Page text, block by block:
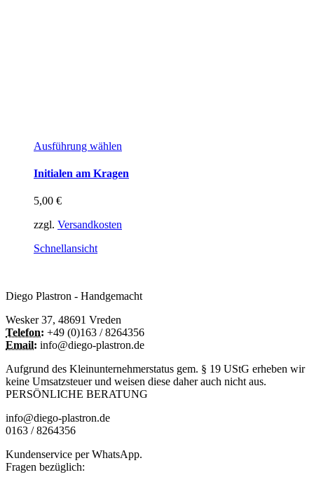
Ausführung wählen
weist
Optionen
gewählt
Initialen am Kragen
5,00 €
zzgl. Versandkosten
Schnellansicht
Diego Plastron - Handgemacht
Wesker 37, 48691 Vreden
Telefon: +49 (0)163 / 8264356
Email: info@diego-plastron.de
Aufgrund des Kleinunternehmerstatus gem. § 19 UStG erheben wir
keine Umsatzsteuer und weisen diese daher auch nicht aus.
PERSÖNLICHE BERATUNG
info@diego-plastron.de
0163 / 8264356
Kundenservice per WhatsApp.
Fragen bezüglich: